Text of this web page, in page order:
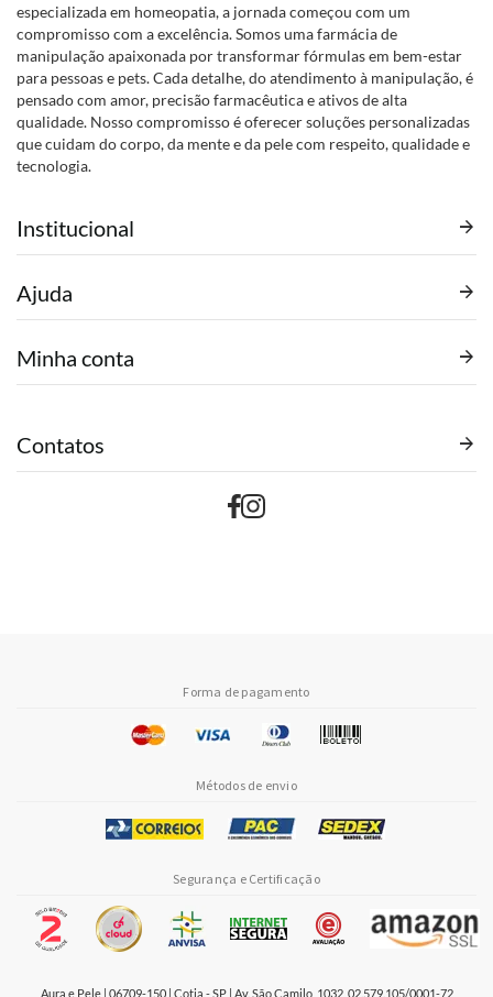
especializada em homeopatia, a jornada começou com um
compromisso com a excelência. Somos uma farmácia de
manipulação apaixonada por transformar fórmulas em bem-estar
para pessoas e pets. Cada detalhe, do atendimento à manipulação, é
pensado com amor, precisão farmacêutica e ativos de alta
qualidade. Nosso compromisso é oferecer soluções personalizadas
que cuidam do corpo, da mente e da pele com respeito, qualidade e
tecnologia.
Institucional
Ajuda
Minha conta
Contatos
Forma de pagamento
Métodos de envio
Segurança e Certificação
Aura e Pele | 06709-150 | Cotia - SP | Av. São Camilo, 1032, 02.579.105/0001-72